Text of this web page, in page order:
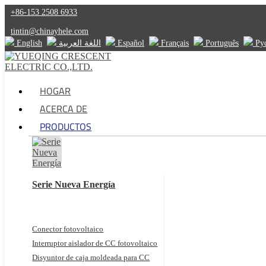
+86-153 2508 6933
tintin@chinayhele.com
English
اللغة العربية Español Français Português
HOGAR
ACERCA DE
PRODUCTOS
Serie Nueva Energía
Conector fotovoltaico
Interruptor aislador de CC fotovoltaico
Disyuntor de caja moldeada para CC